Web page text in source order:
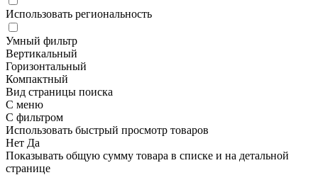
Использовать региональность
Умный фильтр
Вертикальный
Горизонтальный
Компактный
Вид страницы поиска
С меню
С фильтром
Использовать быстрый просмотр товаров
Нет Да
Показывать общую сумму товара в списке и на детальной
странице